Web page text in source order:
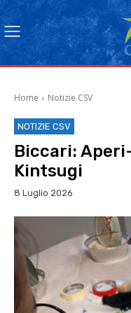
Home Notizie CSV
NOTIZIE CSV
Biccari:
Kintsugi
8 Luglio 2026